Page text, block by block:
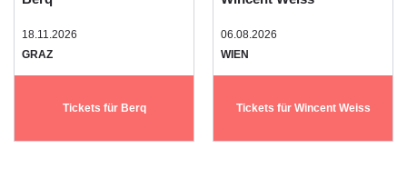
18.11.2026
GRAZ
Tickets für Berq
06.08.2026
WIEN
Tickets für Wincent Weiss